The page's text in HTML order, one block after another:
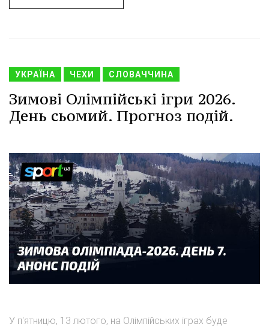
УКРАЇНА ЧЕХИ СЛОВАЧЧИНА
Зимові Олімпійські ігри 2026.
День сьомий. Прогноз подій.
У п'ятницю, 13 лютого, на Олімпійських іграх буде